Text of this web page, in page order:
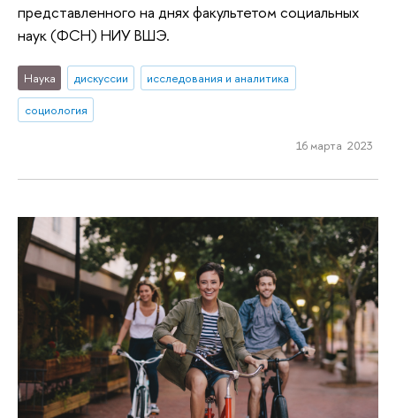
представленного на днях факультетом социальных
наук (ФСН) НИУ ВШЭ.
Наука дискуссии
исследования и аналитика
социология
16 марта 2023